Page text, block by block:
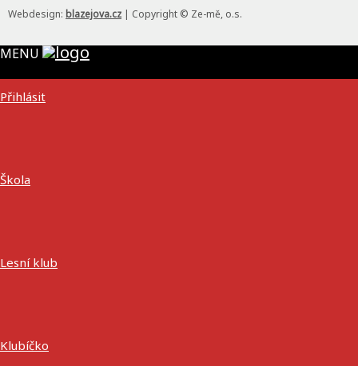
Webdesign: blazejova.cz | Copyright © Ze-mě, o.s.
MENU
Přihlásit
Škola
Lesní klub
Klubíčko